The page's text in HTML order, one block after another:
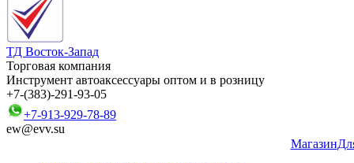
ТД Восток-Запад
Торговая компания
Инструмент автоаксессуары оптом и в розницу
+7-(383)-291-93-05
+7-913-929-78-89
ew@evv.su
Магазин